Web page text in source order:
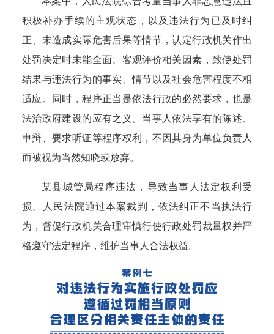
积极补办手续的主观状态，以及违法行为已及时纠
正、未造成实际危害后果等情节，认定行政机关作出
处罚决定时未能全面、客观评价相关因素，致使处罚
结果与违法行为的事实、情节以及社会危害程度不相
适应。同时，程序正当是依法行政的必然要求，也是
法治政府建设的应有之义。 当事人依法享有的陈述、
申辩、要求听证等程序权利，不因其身为单位负责人
而被视为当然知晓或放弃。
某县城管局程序违法，导致当事人法定权利受
损。人民法院通过本案裁判，依法纠正不当执法行
为，督促行政机关合理审慎行使行政处罚裁量权并严
格遵守法定程序，维护当事人合法权益。